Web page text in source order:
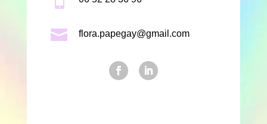
 flora.papegay@gmail.com